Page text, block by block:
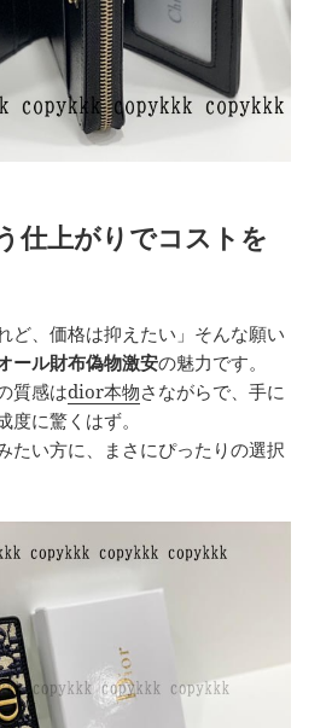
仕上がりでコストを
ど、価格は抑えたい」そんな願い
ール財布偽物激安の魅力です。
質感はdior本物さながらで、手に
度に驚くはず。
たい方に、まさにぴったりの選択